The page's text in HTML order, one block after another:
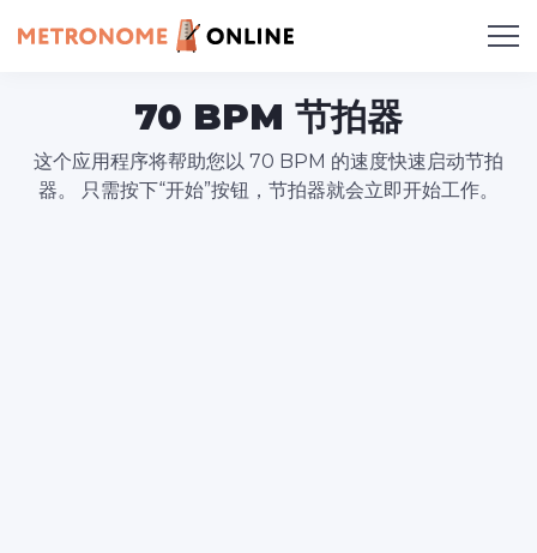
70 BPM 节拍器
这个应用程序将帮助您以 70 BPM 的速度快速启动节拍
器。 只需按下“开始”按钮，节拍器就会立即开始工作。